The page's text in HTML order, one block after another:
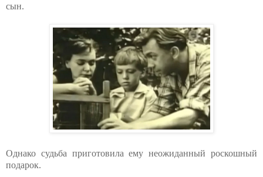
сын.
Однако судьба приготовила ему неожиданный роскошный
подарок.